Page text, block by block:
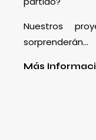
Nuestros
sorprenderán…
Más